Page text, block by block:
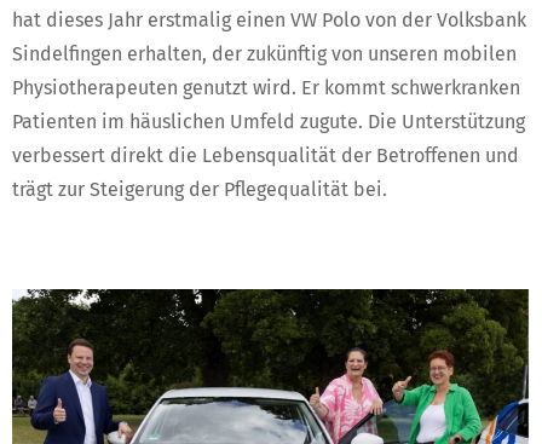
hat dieses Jahr erstmalig einen VW Polo von der Volksbank
Sindelfingen erhalten, der zukünftig von unseren mobilen
Physiotherapeuten genutzt wird. Er kommt schwerkranken
Patienten im häuslichen Umfeld zugute. Die Unterstützung
verbessert direkt die Lebensqualität der Betroffenen und
trägt zur Steigerung der Pflegequalität bei.